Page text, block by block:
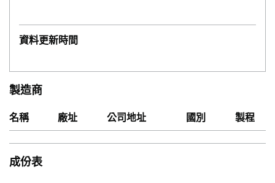
資料更新時間
製造商
名稱 廠址 公司地址 國別 製程
成份表